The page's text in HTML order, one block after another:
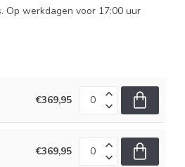
Op werkdagen voor 17:00 uur
€369,95
€369,95